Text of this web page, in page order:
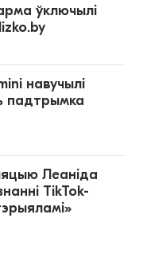
ўключылі
навучылі
падтрымка
Леаніда
TikTok-